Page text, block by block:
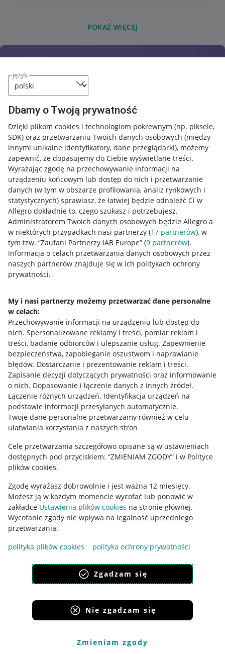
język
Dbamy o Twoją prywatność
Dzięki plikom cookies i technologiom pokrewnym (np. piksele,
SDK) oraz przetwarzaniu Twoich danych osobowych (między
innymi unikalne identyfikatory, dane przeglądarki), możemy
zapewnić, że dopasujemy do Ciebie wyświetlane treści.
Wyrażając zgodę na przechowywanie informacji na
urządzeniu końcowym lub dostęp do nich i przetwarzanie
danych (w tym w obszarze profilowania, analiz rynkowych i
statystycznych) sprawiasz, że łatwiej będzie odnaleźć Ci w
Allegro dokładnie to, czego szukasz i potrzebujesz.
Administratorem Twoich danych osobowych będzie Allegro a
w niektórych przypadkach nasi partnerzy (17 partnerów), w
tym tzw. “Zaufani Partnerzy IAB Europe” (9 partnerów).
Informacja o celach przetwarzania danych osobowych przez
naszych partnerów znajduje się w ich politykach ochrony
prywatności.
My i nasi partnerzy możemy przetwarzać dane personalne
w celach:
Przechowywanie informacji na urządzeniu lub dostęp do
nich. Spersonalizowane reklamy i treści, pomiar reklam i
treści, badanie odbiorców i ulepszanie usług. Zapewnienie
bezpieczeństwa, zapobieganie oszustwom i naprawianie
błędów. Dostarczanie i prezentowanie reklam i treści.
Zapisanie decyzji dotyczących prywatności oraz informowanie
o nich. Dopasowanie i łączenie danych z innych źródeł.
Łączenie różnych urządzeń. Identyfikacja urządzeń na
podstawie informacji przesyłanych automatycznie.
Twoje dane personalne przetwarzamy również w celu
ułatwiania korzystania z naszych stron
Cele przetwarzania szczegółowo opisane są w ustawieniach
dostępnych pod przyciskiem: “ZMIENIAM ZGODY” i w Polityce
plików cookies.
Zgodę wyrażasz dobrowolnie i jest ważna 12 miesięcy.
Możesz ją w każdym momencie wycofać lub ponowić w
zakładce Ustawienia plików cookies na stronie głównej.
Wycofanie zgody nie wpływa na legalność uprzedniego
przetwarzania.
polityka plików cookies
polityka ochrony prywatności
Zgadzam się
Nie zgadzam się
Zmieniam zgody
POKAŻ WIĘCEJ
Przydatne informacje
Jak to działa
Allegro Gadane dla sprzedających
Allegro Gadane dla kupujących
Mapa miejscowości
Informacje prawne
Regulamin
Polityka plików "cookies"
Ustawienia plików "cookies"
Udostępnianie lokalizacji
Informacje dla Aktu o Usługach Cyfrowych
Pobierz aplikację
Korzystanie z serwisu oznacza akceptacjęregulaminu